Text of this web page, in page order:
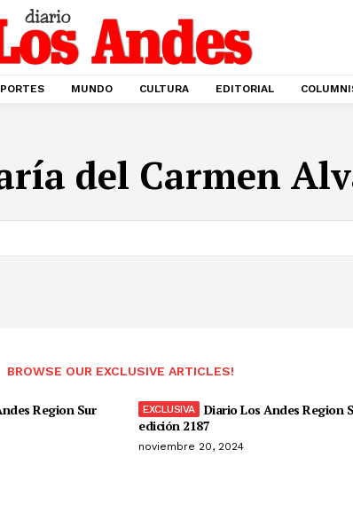
MUNDO CULTURA EDITORIAL
del Carmen
BROWSE OUR EXCLUSIVE ARTICLES!
Region Sur
Diario Los Andes Region
edición 2187
noviembre 20, 2024